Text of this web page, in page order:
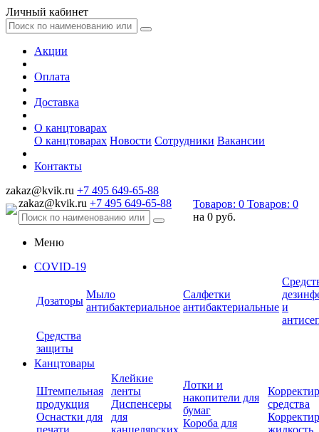
Личный кабинет
Акции
Оплата
Доставка
О канцтоварах
О канцтоварах Новости Сотрудники Вакансии
Контакты
zakaz@kvik.ru +7 495 649-65-88
zakaz@kvik.ru +7 495 649-65-88 Товаров: 0 Товаров: 0
на 0 руб.
Меню
COVID-19
Дозаторы
Мыло
антибактериальное
Салфетки
антибактериальные и
Средства
защиты
Канцтовары
Штемпельная
продукция
Оснастки для
печати
Клейкие
ленты
Диспенсеры
для
канцелярских
Лотки и
накопители для
бумаг
Короба для
средства
жидкость